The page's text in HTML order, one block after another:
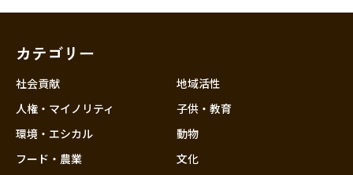
近畿
カテゴリー
社会貢献
人権・マイノリティ
環境・エシカル
フード・農業
地域活性
子供・教育
動物
文化